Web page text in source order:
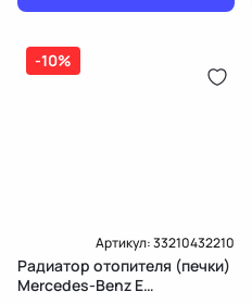
-10%
Артикул:33210432210
Радиатор отопителя (печки)
Mercedes-Benz E